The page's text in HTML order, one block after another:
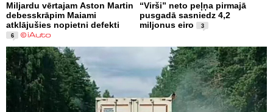
Miljardu vērtajam Aston Martin
debesskrāpim Maiami
atklājušies nopietni defekti
6
“Virši” neto peļņa pirmajā
pusgadā sasniedz 4,2
miljonus eiro
3